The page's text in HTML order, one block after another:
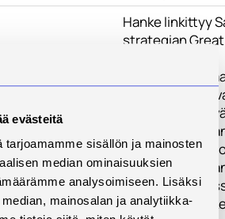
evästeitä
tarjoamamme sisällön ja mainosten
median ominaisuuksien
analysoimiseen. Lisäksi
mainosalan ja analytiikka-
Hanke linkittyy
strategian
tavoitteena on
hyvinvointia.
toteuttavat
tulosyksiköt.
Suotuisa-